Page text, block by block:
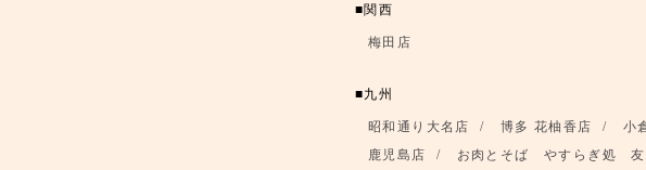
関西
梅田店
九州
昭和通り大名店 博多 花柚香店
小
鹿児島店
お肉とそば やすらぎ処